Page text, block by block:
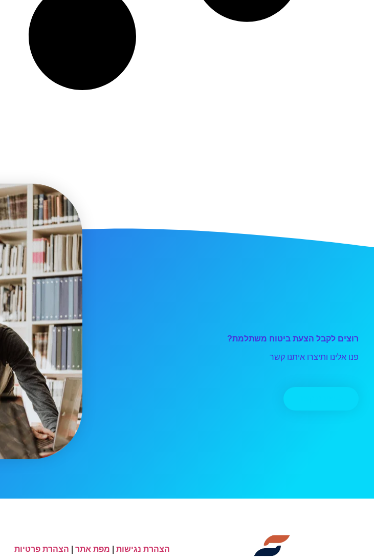
רוצים לקבל הצעת ביטוח משתלמת?
פנו אלינו ותיצרו איתנו קשר
הצהרת נגישות מפת אתר הצהרת פרטיות